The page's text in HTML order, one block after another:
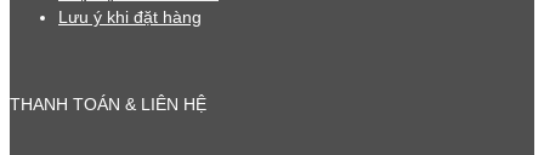
Lưu ý khi đặt hàng
THANH TOÁN & LIÊN HỆ